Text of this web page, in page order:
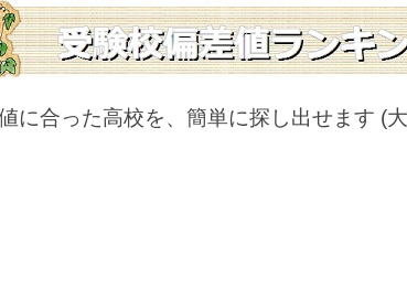
に合った高校を、簡単に探し出せます (